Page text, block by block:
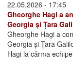
22.05.2026 - 17:45
Gheorghe Hagi a
Georgia și Țara
Gheorghe Hagi a
Georgia și Țara
Hagi la cârma